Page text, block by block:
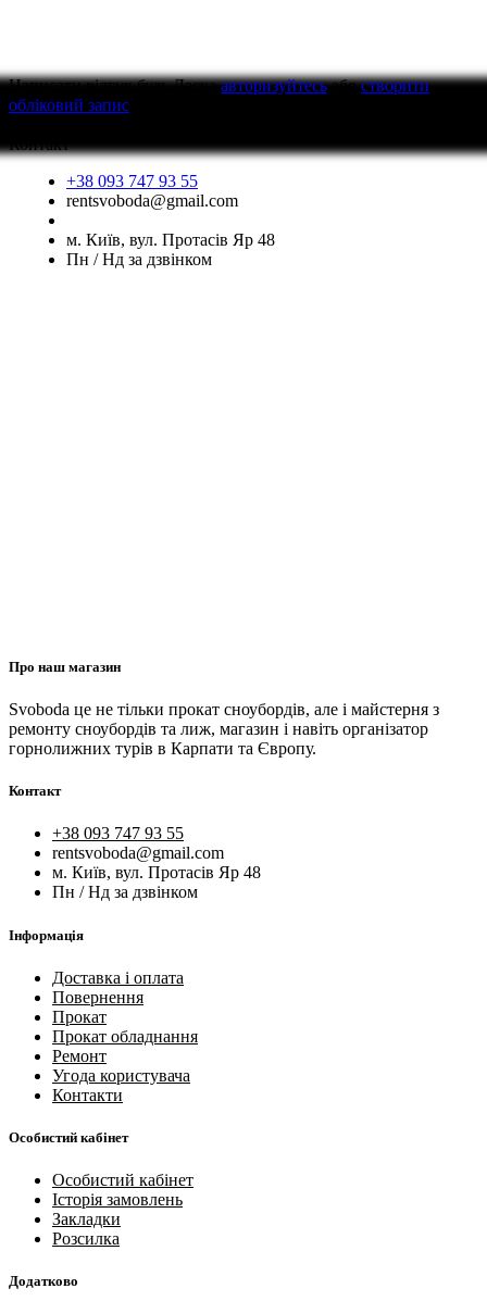
Написати відгукбудь Ласкаавторизуйтесьабостворити
обліковий запис
Контакт
+38 093 747 93 55
rentsvoboda@gmail.com
м. Київ, вул. Протасів Яр 48
Пн / Нд за дзвінком
Про наш магазин
Svoboda це не тільки прокат сноубордів, але і майстерня з
ремонту сноубордів та лиж, магазин і навіть організатор
горнолижних турів в Карпати та Європу.
Контакт
+38 093 747 93 55
rentsvoboda@gmail.com
м. Київ, вул. Протасів Яр 48
Пн / Нд за дзвінком
Інформація
Доставка і оплата
Повернення
Прокат
Прокат обладнання
Ремонт
Угода користувача
Контакти
Особистий кабінет
Особистий кабінет
Історія замовлень
Закладки
Розсилка
Додатково